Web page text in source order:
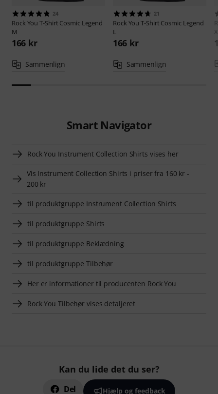
24
Rock YouT-Shirt Cosmic Legend
M
166 kr
Sammenlign
21
Rock YouT-Shirt Cosmic Legend
L
166 kr
Sammenlign
Smart Navigator
Rock You Instrument Collection Shirts vises her
Vis Instrument Collection Shirts i priser fra 160 kr -
200 kr
til produktgruppe Instrument Collection Shirts
til produktgruppe Shirts
til produktgruppe Beklædning
til produktgruppe Tilbehør
Her er informationer til producenten Rock You
Rock You Tilbehør vises detaljeret
Kan du lide det du ser?
Del Hjælp og feedback